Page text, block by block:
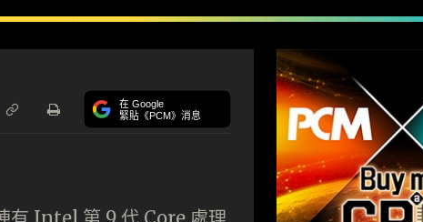
在 Google
緊貼《PCM》消息